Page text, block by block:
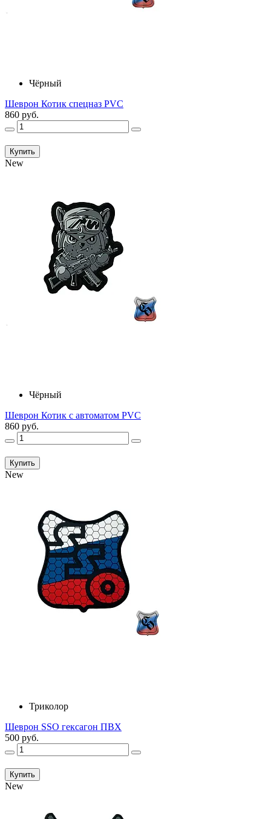
Чёрный
Шеврон Котик спецназ PVC
860 руб.
Купить
New
Чёрный
Шеврон Котик с автоматом PVC
860 руб.
Купить
New
Триколор
Шеврон SSO гексагон ПВХ
500 руб.
Купить
New